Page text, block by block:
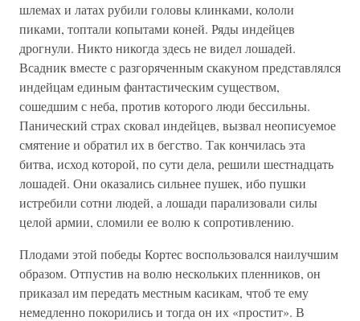
шлемах и латах рубили головы клинками, кололи
пиками, топтали копытами коней. Ряды индейцев
дрогнули. Никто никогда здесь не видел лошадей.
Всадник вместе с разгоряченным скакуном представлялся
индейцам единым фантастическим существом,
сошедшим с неба, против которого люди бессильны.
Панический страх сковал индейцев, вызвал неописуемое
смятение и обратил их в бегство. Так кончилась эта
битва, исход которой, по сути дела, решили шестнадцать
лошадей. Они оказались сильнее пушек, ибо пушки
истребили сотни людей, а лошади парализовали силы
целой армии, сломили ее волю к сопротивлению.
Плодами этой победы Кортес воспользовался наилучшим
образом. Отпустив на волю нескольких пленников, он
приказал им передать местным касикам, чтоб те ему
немедленно покорились и тогда он их «простит». В